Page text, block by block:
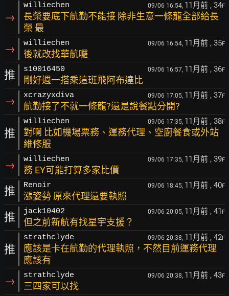
→
williechen 09/06 16:54, 11月前 , 34F
長榮要底下航勤不能接 除非生意一條龍全部給長
榮 最
→ williechen 09/06 16:54, 11月前 , 35F
後就改找華航囉
推 s10016450 09/06 16:57, 11月前 , 36F
剛好週一搭乘這班飛阿布達比
→ xcrazyxdiva 09/06 17:05, 11月前 , 37F
航勤接了不就一條龍?還是說餐點分開?
推
williechen 09/06 17:35, 11月前 , 38F
對啊 比如機場票務、運務代理、空廚餐食或外站
維修服
→ williechen 09/06 17:35, 11月前 , 39F
務 EY可能打算多家比價
推 Renoir 09/06 18:45, 11月前 , 40F
漲姿勢 原來代理還要執照
推 jack10402 09/06 20:05, 11月前 , 41 F
但之前新航有找星宇支援？
推
strathclyde 09/06 20:38, 11月前 , 42F
應該是卡在航勤的代理執照，不然目前運務代理
應該有
→ strathclyde 09/06 20:38, 11月前 , 43F
三四家可以找